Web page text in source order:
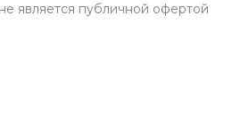
является публичной офертой